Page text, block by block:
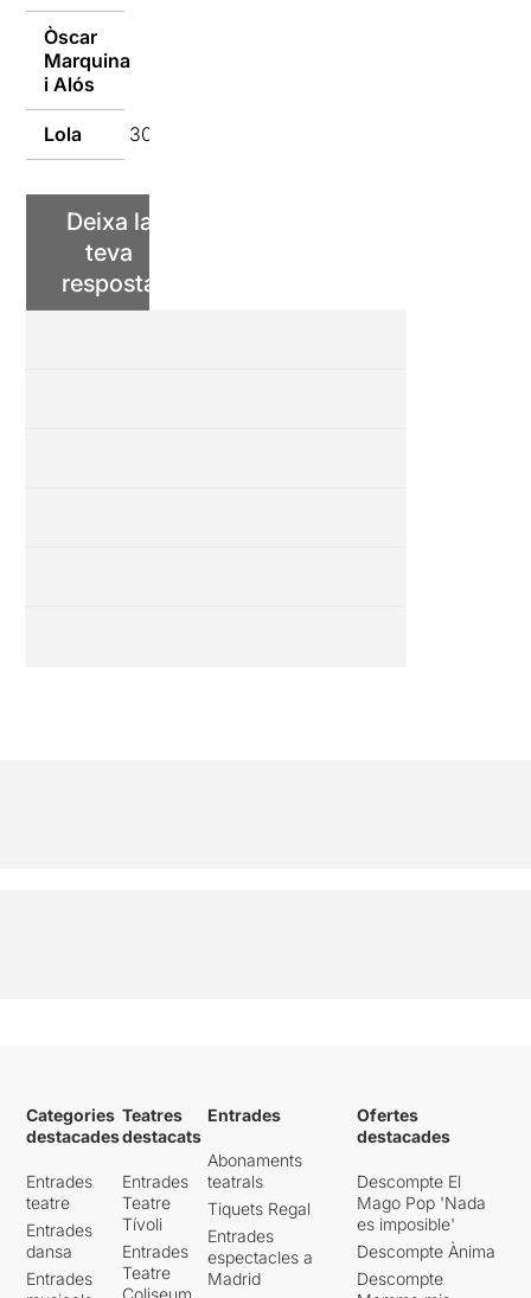
Òscar
Marquina
i Alós
Lola 30/03/2022
Deixa la
teva
resposta
Categories
destacades
Entrades
teatre
Entrades
dansa
Entrades
Teatres
destacats
Entrades
Teatre
Tívoli
Entrades
Teatre
Coliseum
Entrades
Abonaments
teatrals
Tiquets Regal
Entrades
espectacles a
Madrid
Ofertes
destacades
Descompte El
Mago Pop 'Nada
es imposible'
Descompte Ànima
Descompte